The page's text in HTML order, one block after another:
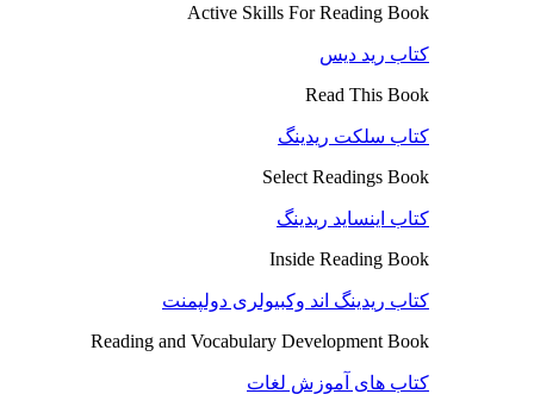
Active Skills For Reading Book
کتاب رید دیس
Read This Book
کتاب سلکت ریدینگ
Select Readings Book
کتاب اینساید ریدینگ
Inside Reading Book
کتاب ریدینگ اند وکبیولری دولپمنت
Reading and Vocabulary Development Book
کتاب های آموزش لغات